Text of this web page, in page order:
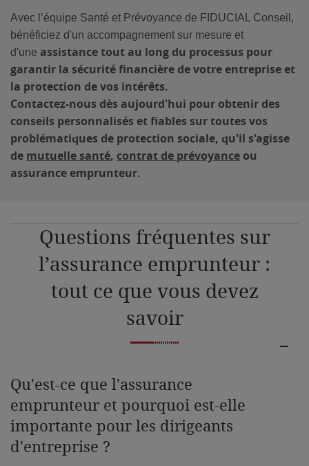
Avec l’équipe Santé et Prévoyance de FIDUCIAL Conseil,
bénéficiez d'un accompagnement sur mesure et
d'une assistance tout au long du processus pour
garantir la sécurité financière de votre entreprise et
la protection de vos intérêts.
Contactez-nous dès aujourd'hui pour obtenir des
conseils personnalisés et fiables sur toutes vos
problématiques de protection sociale, qu'il s'agisse
de mutuelle santé, contrat de prévoyance ou
assurance emprunteur.
Questions fréquentes sur
l’assurance emprunteur :
tout ce que vous devez
savoir
Qu'est-ce que l'assurance
emprunteur et pourquoi est-elle
importante pour les dirigeants
d'entreprise ?